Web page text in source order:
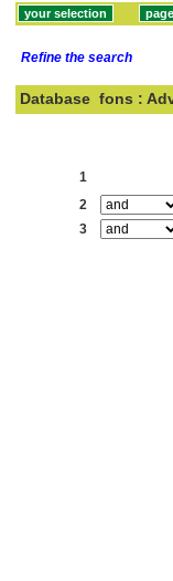
Refine the search
Database fons :
1
2
3